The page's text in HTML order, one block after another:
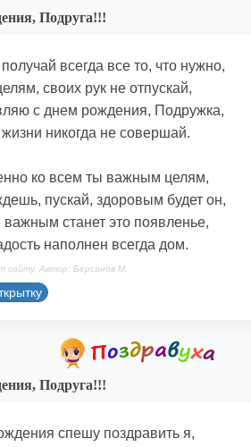
Подруга!!!
всегда все то, что нужно,
своих рук не отпускай,
с днем рождения, Подружка,
никогда не совершай.
ко всем ты важным целям,
пускай, здоровым будет он,
станет это появленье,
наполнен всегда дом.
сайту. Автор: Берсанов М.
Подруга!!!
спешу поздравить я,